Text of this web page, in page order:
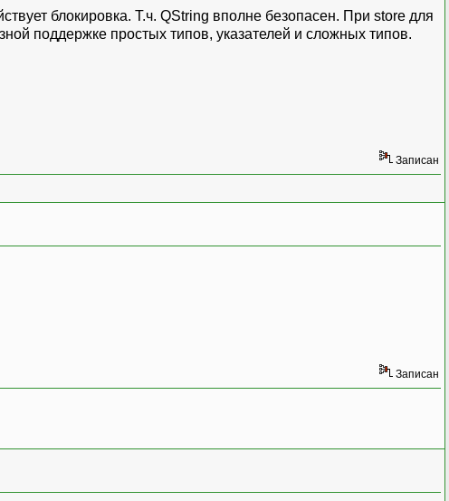
блокировка. Т.ч. QString вполне безопасен. При store для
поддержке простых типов, указателей и сложных типов.
Записан
Записан